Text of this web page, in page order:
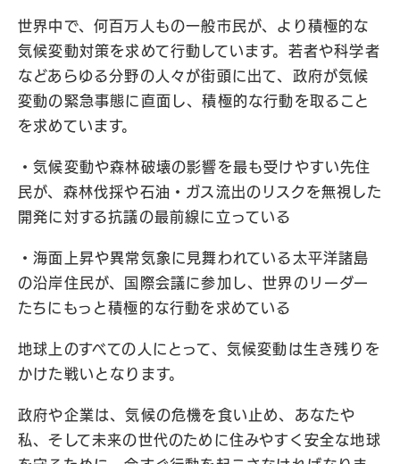
世界中で、何百万人もの一般市民が、より積極的な
気候変動対策を求めて行動しています。若者や科学者
などあらゆる分野の人々が街頭に出て、政府が気候
変動の緊急事態に直面し、積極的な行動を取ること
を求めています。
・気候変動や森林破壊の影響を最も受けやすい先住
民が、森林伐採や石油・ガス流出のリスクを無視した
開発に対する抗議の最前線に立っている
・海面上昇や異常気象に見舞われている太平洋諸島
の沿岸住民が、国際会議に参加し、世界のリーダー
たちにもっと積極的な行動を求めている
地球上のすべての人にとって、気候変動は生き残りを
かけた戦いとなります。
政府や企業は、気候の危機を食い止め、あなたや
私、そして未来の世代のために住みやすく安全な地球